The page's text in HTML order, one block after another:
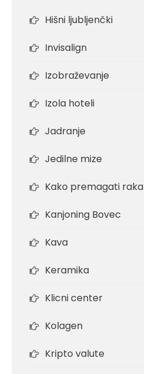
Hišni ljubljenčki
Invisalign
Izobraževanje
Izola hoteli
Jadranje
Jedilne mize
Kako premagati raka
Kanjoning Bovec
Kava
Keramika
Klicni center
Kolagen
Kripto valute